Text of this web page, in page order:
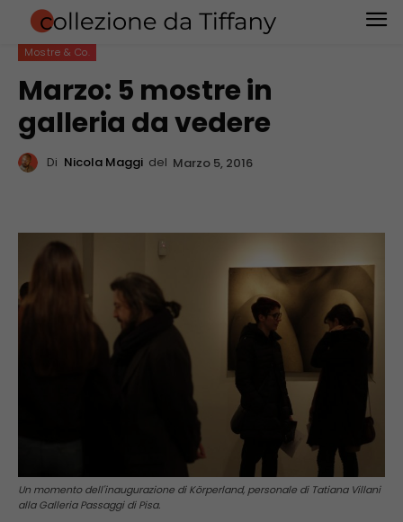
Mostre & Co.
Marzo: 5 mostre in
galleria da vedere
Di Nicola Maggi del Marzo 5, 2016
Un momento dell'inaugurazione di Körperland, personale di Tatiana Villani
alla Galleria Passaggi di Pisa.